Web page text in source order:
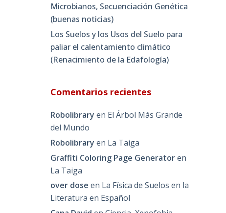
Microbianos, Secuenciación Genética
(buenas noticias)
Los Suelos y los Usos del Suelo para
paliar el calentamiento climático
(Renacimiento de la Edafología)
Comentarios recientes
Robolibrary en El Árbol Más Grande
del Mundo
Robolibrary en La Taiga
Graffiti Coloring Page Generatoren
La Taiga
over dose en La Física de Suelos en la
Literatura en Español